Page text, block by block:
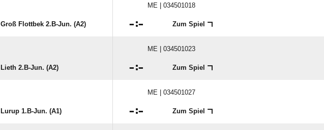
ME | 034501018
Groß Flottbek 2.B-Jun. (A2) : Zum Spiel
ME | 034501023
Lieth 2.B-Jun. (A2) : Zum Spiel
ME | 034501027
Lurup 1.B-Jun. (A1) : Zum Spiel